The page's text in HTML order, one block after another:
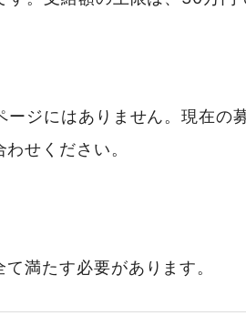
ジにはありません。現在の
せください。
満たす必要があります。